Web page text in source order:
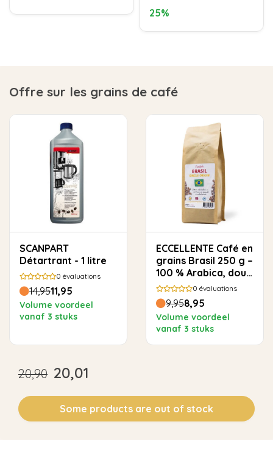
25%
Offre sur les grains de café
SCANPART
Détartrant - 1 litre
0 évaluations
14,9511,95
Volume voordeel
vanaf 3 stuks
ECCELLENTE Café en
grains Brasil 250 g –
100 % Arabica, doux
et rond 0 évaluations
9,958,95
Volume voordeel
vanaf 3 stuks
20,90 20,01
Some products are out of stock